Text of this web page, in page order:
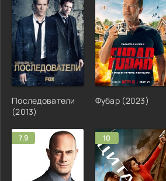
Последователи
(2013)
Фубар (2023)
7.9 10